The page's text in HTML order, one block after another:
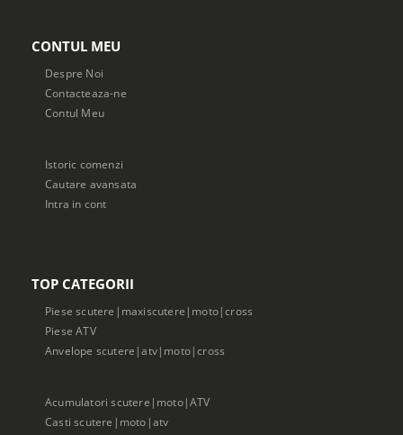
CONTUL MEU
Despre Noi
Contacteaza-ne
Contul Meu
Istoric comenzi
Cautare avansata
Intra in cont
TOP CATEGORII
Piese scutere|maxiscutere|moto|cross
Piese ATV
Anvelope scutere|atv|moto|cross
Acumulatori scutere|moto|ATV
Casti scutere|moto|atv